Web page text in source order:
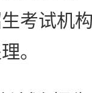
考试机
。